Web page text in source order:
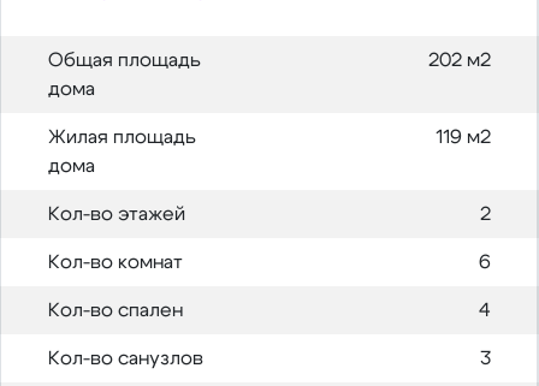
Общая площадь
дома
202 м2
Жилая площадь
дома
119 м2
Кол-во этажей 2
Кол-во комнат 6
Кол-во спален 4
Кол-во санузлов 3